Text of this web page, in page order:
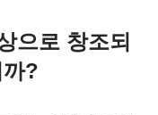
으로 창조되
?